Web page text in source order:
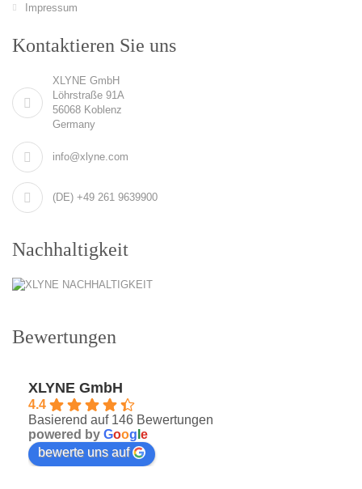
Impressum
Kontaktieren Sie uns
XLYNE GmbH
Löhrstraße 91A
56068 Koblenz
Germany
info@xlyne.com
(DE) +49 261 9639900
Nachhaltigkeit
Bewertungen
XLYNE GmbH
4.4
Basierend auf 146 Bewertungen
powered by Goog e
bewerte uns auf